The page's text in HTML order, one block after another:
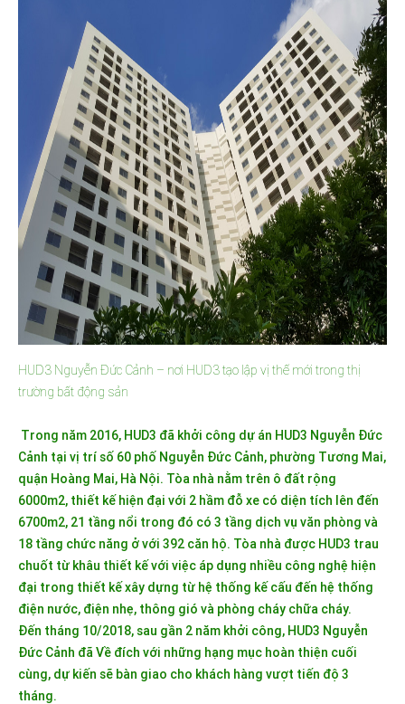
HUD3 Nguyễn Đức Cảnh – nơi HUD3 tạo lập vị thế mới trong thị
trường bất động sản
Trong năm 2016, HUD3 đã khởi công dự án HUD3 Nguyễn Đức
Cảnh tại vị trí số 60 phố Nguyễn Đức Cảnh, phường Tương Mai,
quận Hoàng Mai, Hà Nội. Tòa nhà nằm trên ô đất rộng
6000m2, thiết kế hiện đại với 2 hầm đỗ xe có diện tích lên đến
6700m2, 21 tầng nổi trong đó có 3 tầng dịch vụ văn phòng và
18 tầng chức năng ở với 392 căn hộ. Tòa nhà được HUD3 trau
chuốt từ khâu thiết kế với việc áp dụng nhiều công nghệ hiện
đại trong thiết kế xây dựng từ hệ thống kế cấu đến hệ thống
điện nước, điện nhẹ, thông gió và phòng cháy chữa cháy.
Đến tháng 10/2018, sau gần 2 năm khởi công, HUD3 Nguyễn
Đức Cảnh đã Về đích với những hạng mục hoàn thiện cuối
cùng, dự kiến sẽ bàn giao cho khách hàng vượt tiến độ 3
tháng.